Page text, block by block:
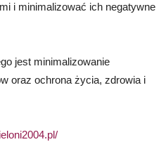
i minimalizować ich negatywne
jest minimalizowanie
oraz ochrona życia, zdrowia i